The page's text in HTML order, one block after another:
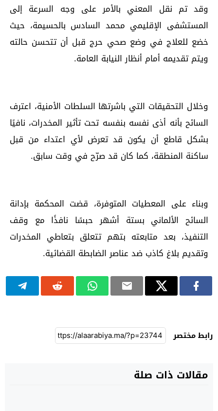
وقد تم نقل المعني بالأمر على وجه السرعة إلى
المستشفى الإقليمي محمد السادس بالحسيمة، حيث
خضع للعلاج في وضع صحي حرج قبل أن تتحسن حالته
ويتم تقديمه أمام أنظار النيابة العامة.
وخلال التحقيقات التي باشرتها السلطات الأمنية، اعترف
السائح بأنه أذى نفسه بنفسه تحت تأثير المخدرات، نافيًا
بشكل قاطع أن يكون قد تعرض لأي اعتداء من قبل
ساكنة المنطقة، كما كان قد صرّح في وقت سابق.
وبناء على المعطيات المتوفرة، قضت المحكمة بإدانة
السائح الألماني بستة أشهر حبسًا نافذًا مع وقف
التنفيذ، بعد متابعته بتهم تتعلق بتعاطي المخدرات
وتقديم بلاغ كاذب ضد عناصر الضابطة القضائية.
رابط مختصر
مقالات ذات صلة